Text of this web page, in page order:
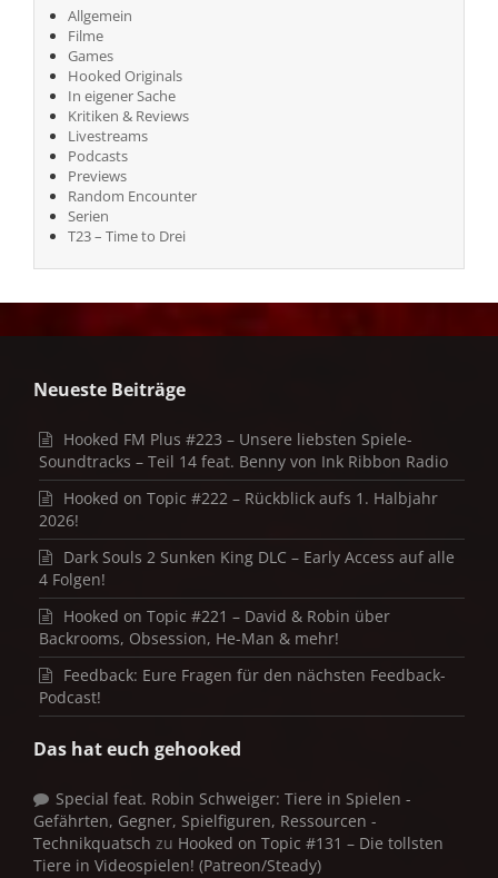
Allgemein
Filme
Games
Hooked Originals
In eigener Sache
Kritiken & Reviews
Livestreams
Podcasts
Previews
Random Encounter
Serien
T23 – Time to Drei
Neueste Beiträge
Hooked FM Plus #223 – Unsere liebsten Spiele-
Soundtracks – Teil 14 feat. Benny von Ink Ribbon Radio
Hooked on Topic #222 – Rückblick aufs 1. Halbjahr
2026!
Dark Souls 2 Sunken King DLC – Early Access auf alle
4 Folgen!
Hooked on Topic #221 – David & Robin über
Backrooms, Obsession, He-Man & mehr!
Feedback: Eure Fragen für den nächsten Feedback-
Podcast!
Das hat euch gehooked
Special feat. Robin Schweiger: Tiere in Spielen -
Gefährten, Gegner, Spielfiguren, Ressourcen -
Technikquatsch zu Hooked on Topic #131 – Die tollsten
Tiere in Videospielen! (Patreon/Steady)